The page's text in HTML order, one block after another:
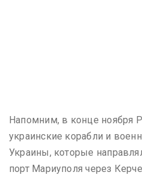
Напомним, в конце ноября
украинские корабли и
Украины, которые
порт Мариуполя через